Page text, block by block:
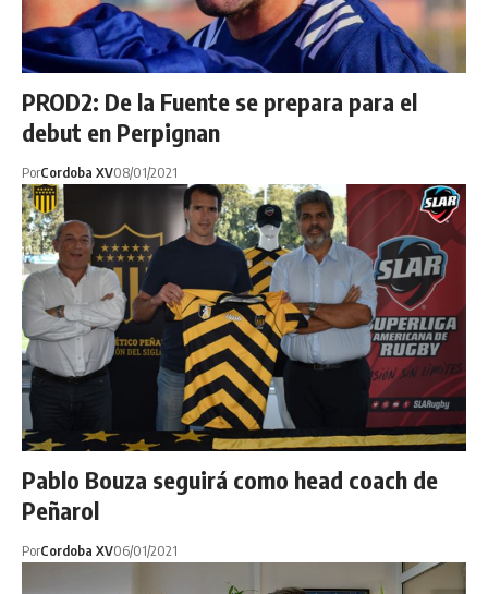
PROD2: De la Fuente se prepara para el
debut en Perpignan
PorCordoba XV08/01/2021
Pablo Bouza seguirá como head coach de
Peñarol
PorCordoba XV06/01/2021